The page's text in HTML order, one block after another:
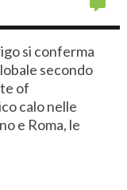
si conferma
secondo
of
calo nelle
e Roma, le